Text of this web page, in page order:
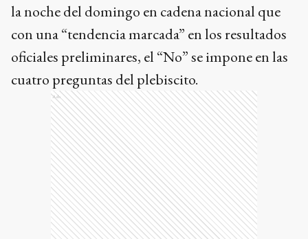
la noche del domingo en cadena nacional que
con una “tendencia marcada” en los resultados
oficiales preliminares, el “No” se impone en las
cuatro preguntas del plebiscito.
Ads